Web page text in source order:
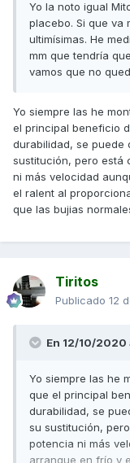
Yo la noto igual
placebo. Si que va
ultimísimas. He
mm que tendría
vamos que no
Yo siempre las he
el principal beneficio
durabilidad, se puede
sustitución, pero está
ni más velocidad
el ralent al
que las bujias
Tiritos
Publicado 12
En 12/10/2020
Yo siempre las he
que el principal
durabilidad, se
su sustitución,
potencia ni más
arranque en frío y